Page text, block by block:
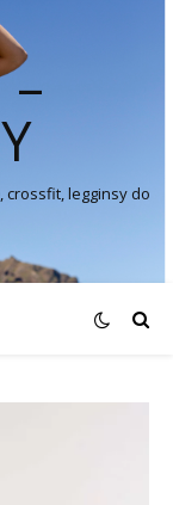
crossfit, legginsy do